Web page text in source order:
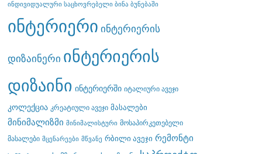
ინდივიდუალური საცხოვრებელი ბინა ბუნებაში
ინტერიერი ინტერიერის
დიზაინერი ინტერიერის
დიზაინი ინტერიერში იტალიური ავეჯი
კოლექცია კრეატიული ავეჯი მასალები
მინიმალიზმი მინიმალისტური მოსაპირკეთებელი
მასალები მცენარეები მწვანე რბილი ავეჯი რემონტი